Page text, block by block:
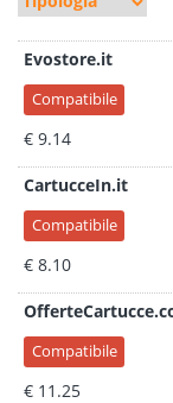
Evostore.it
Compatibile
€ 9.14
CartucceIn.it
Compatibile
€ 8.10
Compatibile
€ 11.25